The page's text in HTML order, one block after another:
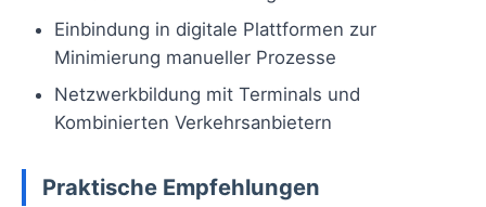
Einbindung in digitale Plattformen zur
Minimierung manueller Prozesse
Netzwerkbildung mit Terminals und
Kombinierten Verkehrsanbietern
Praktische Empfehlungen